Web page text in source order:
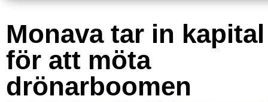
Monava tar in kapital
för att möta
drönarboomen